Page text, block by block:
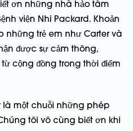
ơn những nhà hảo tâm
viện Nhi Packard. Khoản
những trẻ em như Carter và
được sự cảm thông,
cộng đồng trong thời điểm
là một chuỗi những phép
tôi vô cùng biết ơn khi